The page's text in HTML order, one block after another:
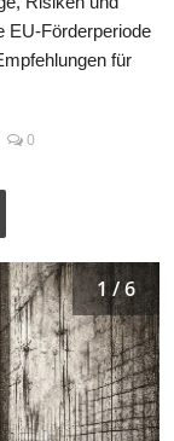
EU-Förderperiode
für
0
1 / 6